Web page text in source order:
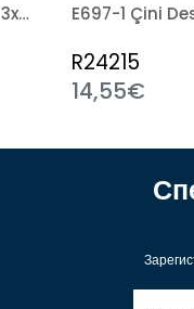
E463-3 Çini Desenli Sır Altı Dekal 13x50 cm
R24215
14,55€